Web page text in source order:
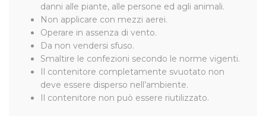
danni alle piante, alle persone ed agli animali.
Non applicare con mezzi aerei.
Operare in assenza di vento.
Da non vendersi sfuso.
Smaltire le confezioni secondo le norme vigenti.
Il contenitore completamente svuotato non
deve essere disperso nell’ambiente.
Il contenitore non può essere riutilizzato.